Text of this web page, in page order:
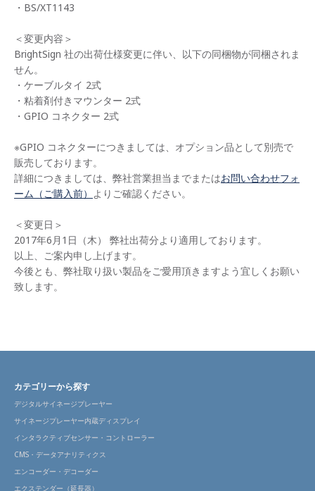
・BS/XT1143
＜変更内容＞
BrightSign 社の出荷仕様変更に伴い、以下の同梱物が同梱されま
せん。
・ケーブルタイ 2式
・粘着剤付きマウンター 2式
・GPIO コネクター 2式
※GPIO コネクターにつきましては、オプション品として別売で
販売しております。
詳細につきましては、弊社営業担当までまたはお問い合わせフォ
ーム（ご購入前） よりご確認ください。
＜変更日＞
2017年6月1日（木） 弊社出荷分より適用しております。
以上、ご案内申し上げます。
今後とも、弊社取り扱い製品をご愛用頂きますよう宜しくお願い
致します。
カテゴリーから探す
デジタルサイネージプレーヤー
サイネージプレーヤー内蔵ディスプレイ
インタラクティブセンサー・コントローラー
CMS・データアナリティクス
エンコーダー・デコーダー
エクステンダー（延長器）